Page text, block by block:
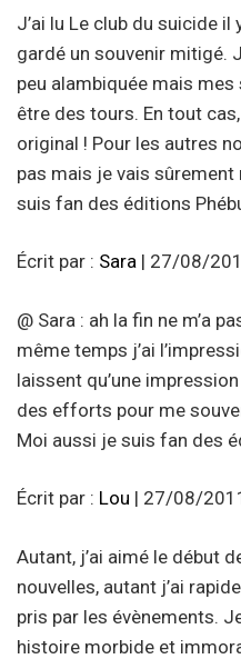
J’ai lu Le club du suicide il
gardé un souvenir mitigé.
peu alambiquée mais
être des tours. En tout
original ! Pour les autres
pas mais je vais sûrement
suis fan des éditions
Écrit par : Sara | 27/08/
@ Sara : ah la fin ne m’a
même temps j’ai
laissent qu’une
des efforts pour me
Moi aussi je suis fan des
Écrit par : Lou | 27/08/
Autant, j’ai aimé le début
nouvelles, autant j’ai
pris par les évènements.
histoire morbide et